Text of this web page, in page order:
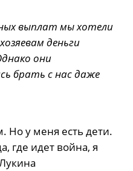
выплат мы хотели
деньги
они
брать с нас даже
Но у меня есть дети.
где идет война, я